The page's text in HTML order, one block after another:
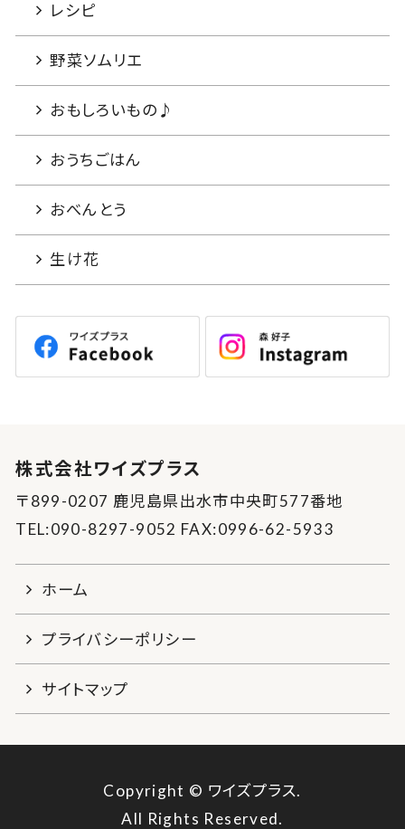
レシピ
野菜ソムリエ
おもしろいもの♪
おうちごはん
おべんとう
生け花
株式会社ワイズプラス
〒899-0207 鹿児島県出水市中央町577番地
TEL:090-8297-9052 FAX:0996-62-5933
ホーム
プライバシーポリシー
サイトマップ
Copyright © ワイズプラス.
All Rights Reserved.